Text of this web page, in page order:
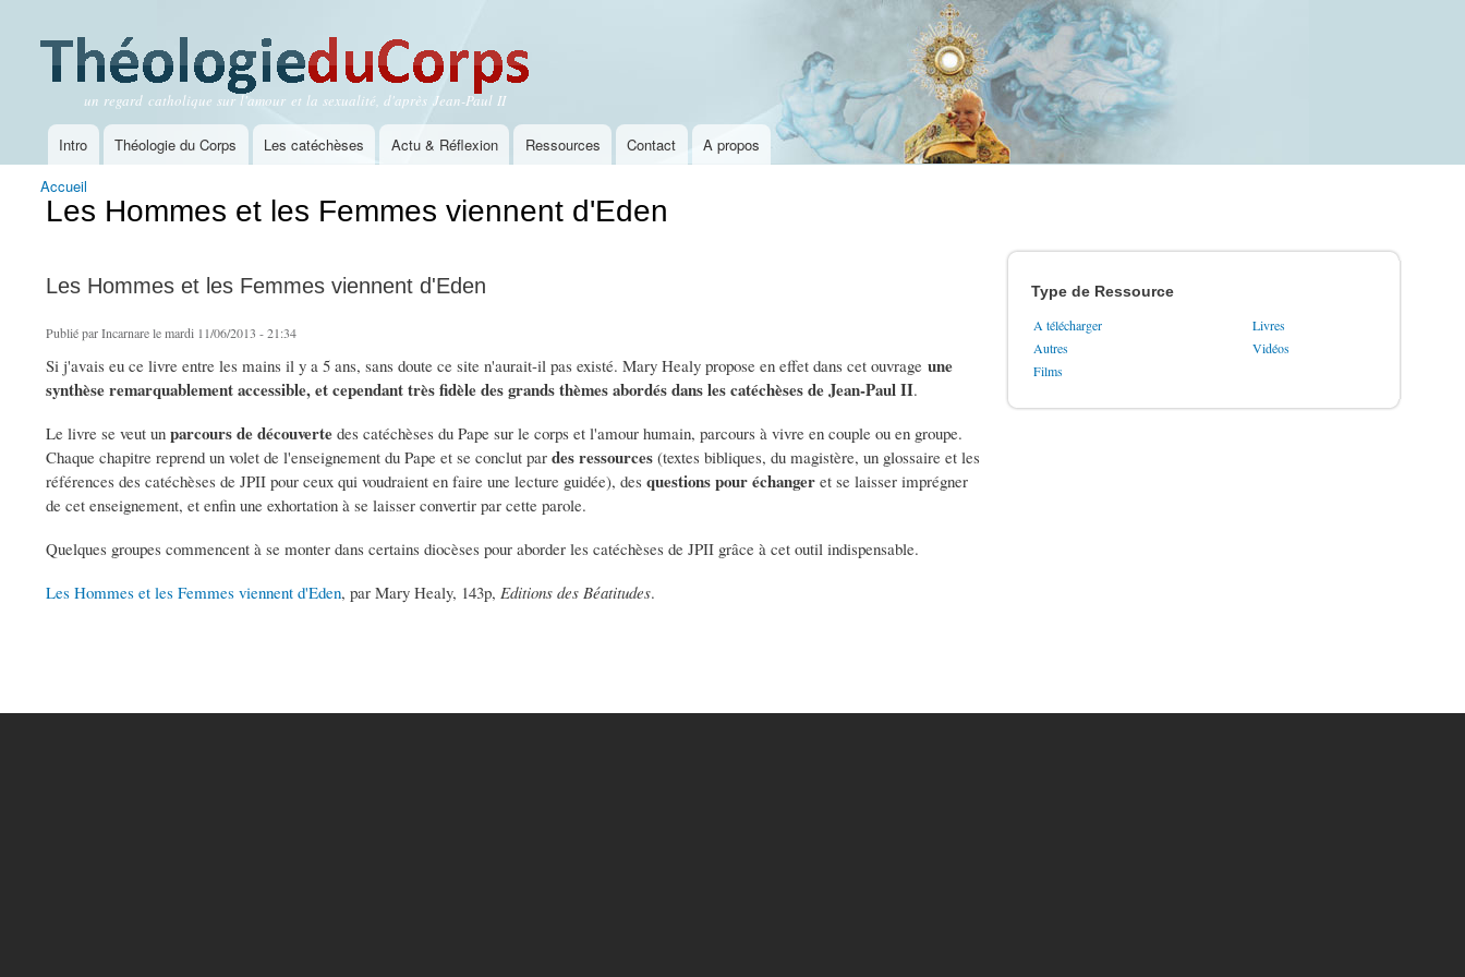
Théologie du Corps
un regard catholique sur l'amour et la sexualité, d'après Jean-Paul II
Menu principal
Intro Théologie du Corps Les catéchèses Actu & Réflexion Ressources Contact A propos
Vous êtes ici
Accueil
Les Hommes et les Femmes viennent d'Eden
Les Hommes et les Femmes viennent d'Eden
Publié parIncarnarele mardi 11/06/2013 - 21:34
Si j'avais eu ce livre entre les mains il y a 5 ans, sans doute ce site n'aurait-il pas existé. Mary Healy propose en effet dans cet ouvrage une
synthèse remarquablement accessible, et cependant très fidèle des grands thèmes abordés dans les catéchèses de Jean-Paul II.
Le livre se veut un parcours de découverte des catéchèses du Pape sur le corps et l'amour humain, parcours à vivre en couple ou en groupe.
Chaque chapitre reprend un volet de l'enseignement du Pape et se conclut par des ressources (textes bibliques, du magistère, un glossaire et les
références des catéchèses de JPII pour ceux qui voudraient en faire une lecture guidée), des questions pour échanger et se laisser imprégner
de cet enseignement, et enfin une exhortation à se laisser convertir par cette parole.
Quelques groupes commencent à se monter dans certains diocèses pour aborder les catéchèses de JPII grâce à cet outil indispensable.
Les Hommes et les Femmes viennent d'Eden, par Mary Healy, 143p, Editions des Béatitudes.
Type de Ressource
A télécharger
Livres
Autres
Vidéos
Films